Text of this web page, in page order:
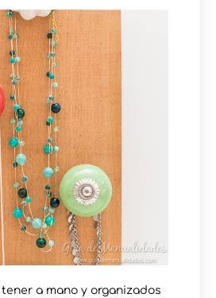
a mano y organizados